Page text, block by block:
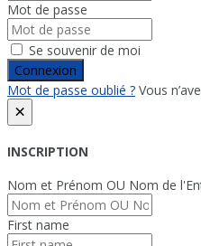
Mot de passe
Se souvenir de moi
Connexion
Mot de passe oublié ? Vous
×
INSCRIPTION
Nom et Prénom OU Nom de
First name